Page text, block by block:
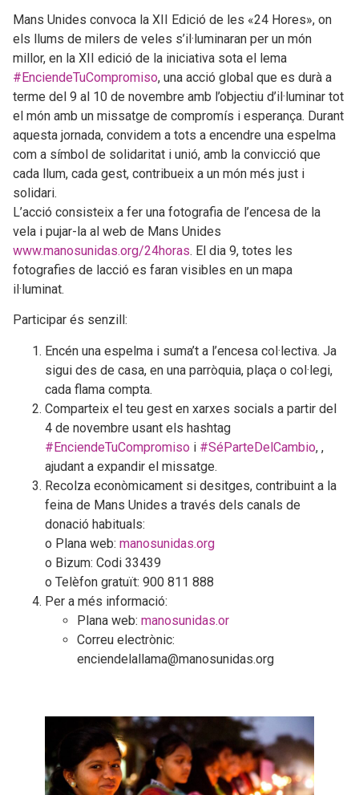
Mans Unides convoca la XII Edició de les «24 Hores», on
els llums de milers de veles s’il·luminaran per un món
millor, en la XII edició de la iniciativa sota el lema
#EnciendeTuCompromiso, una acció global que es durà a
terme del 9 al 10 de novembre amb l’objectiu d’il·luminar tot
el món amb un missatge de compromís i esperança. Durant
aquesta jornada, convidem a tots a encendre una espelma
com a símbol de solidaritat i unió, amb la convicció que
cada llum, cada gest, contribueix a un món més just i
solidari.
L’acció consisteix a fer una fotografia de l’encesa de la
vela i pujar-la al web de Mans Unides
www.manosunidas.org/24horas. El dia 9, totes les
fotografies de lacció es faran visibles en un mapa
il·luminat.
Participar és senzill:
Encén una espelma i suma’t a l’encesa col·lectiva. Ja
sigui des de casa, en una parròquia, plaça o col·legi,
cada flama compta.
Comparteix el teu gest en xarxes socials a partir del
4 de novembre usant els hashtag
#EnciendeTuCompromiso i #SéParteDelCambio, ,
ajudant a expandir el missatge.
Recolza econòmicament si desitges, contribuint a la
feina de Mans Unides a través dels canals de
donació habituals:
o Plana web: manosunidas.org
o Bizum: Codi 33439
o Telèfon gratuït: 900 811 888
Per a més informació:
Plana web: manosunidas.or
Correu electrònic:
enciendelallama@manosunidas.org